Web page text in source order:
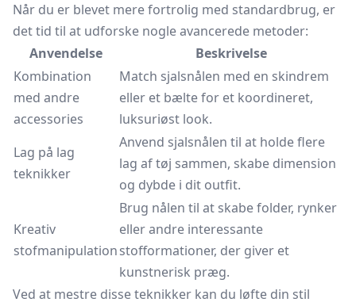
Når du er blevet mere fortrolig med standardbrug, er
det tid til at udforske nogle avancerede metoder:
Anvendelse
Beskrivelse
Kombination
med andre
accessories
Match sjalsnålen med en skindrem
eller et bælte for et koordineret,
luksuriøst look.
Lag på lag
teknikker
Anvend sjalsnålen til at holde flere
lag af tøj sammen, skabe dimension
og dybde i dit outfit.
Kreativ
stofmanipulation
Brug nålen til at skabe folder, rynker
eller andre interessante
stofformationer, der giver et
kunstnerisk præg.
Ved at mestre disse teknikker kan du løfte din stil